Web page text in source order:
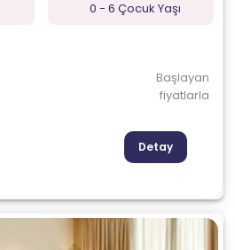
0 - 6 Çocuk Yaşı
Başlayan
fiyatlarla
Detay